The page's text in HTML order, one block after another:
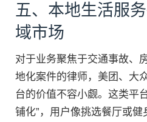
五、本地生活服
域市场
对于业务聚焦于交通事故、
地化案件的律师，美团、大
台的价值不容小觑。这类平
铺化”，用户像挑选餐厅或